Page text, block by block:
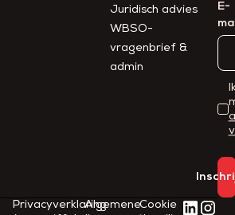
Juridisch advies
WBSO-
vragenbrief &
admin
E-
PrivacyverklaringAlgemeneCookie